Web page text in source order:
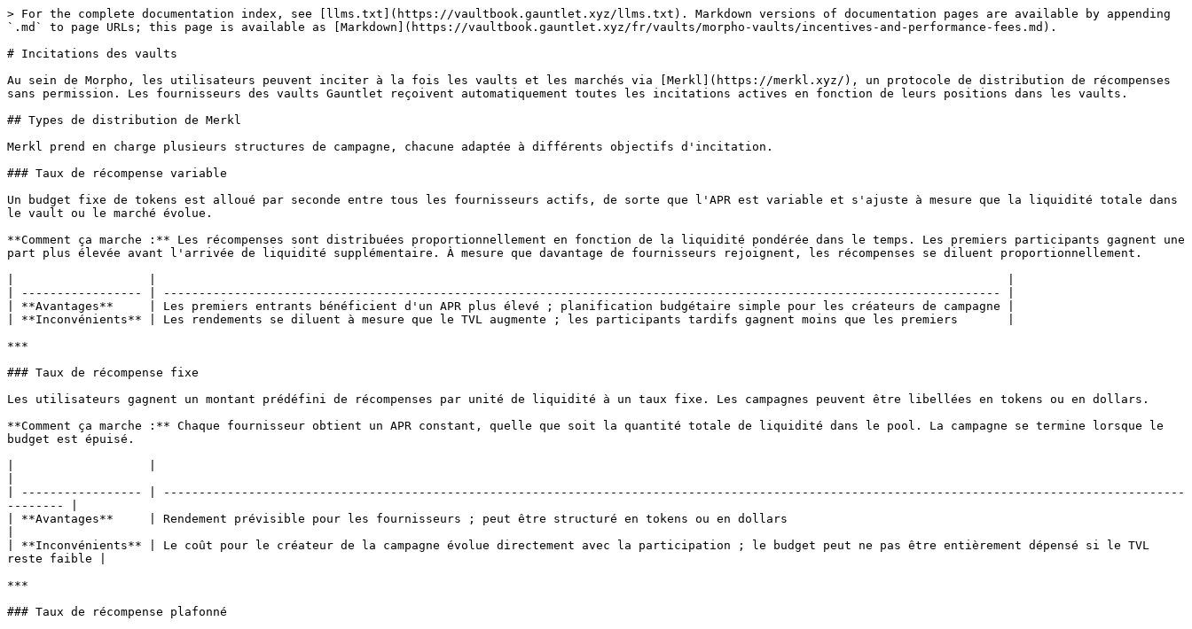
> For the complete documentation index, see [llms.txt](https://vaultbook.gauntlet.xyz/llms.txt). Markdown versions of documentation pages are available by appending
`.md` to page URLs; this page is available as [Markdown](https://vaultbook.gauntlet.xyz/fr/vaults/morpho-vaults/incentives-and-performance-fees.md).
# Incitations des vaults
Au sein de Morpho, les utilisateurs peuvent inciter à la fois les vaults et les marchés via [Merkl](https://merkl.xyz/), un protocole de distribution de récompenses
sans permission. Les fournisseurs des vaults Gauntlet reçoivent automatiquement toutes les incitations actives en fonction de leurs positions dans les vaults.
## Types de distribution de Merkl
Merkl prend en charge plusieurs structures de campagne, chacune adaptée à différents objectifs d'incitation.
### Taux de récompense variable
Un budget fixe de tokens est alloué par seconde entre tous les fournisseurs actifs, de sorte que l'APR est variable et s'ajuste à mesure que la liquidité totale dans
le vault ou le marché évolue.
**Comment ça marche :** Les récompenses sont distribuées proportionnellement en fonction de la liquidité pondérée dans le temps. Les premiers participants gagnent une
part plus élevée avant l'arrivée de liquidité supplémentaire. À mesure que davantage de fournisseurs rejoignent, les récompenses se diluent proportionnellement.
| ----------------- | ---------------------------------------------------------------------------------------------------------------------- |
| **Avantages**     | Les premiers entrants bénéficient d'un APR plus élevé ; planification budgétaire simple pour les créateurs de campagne |
| **Inconvénients** | Les rendements se diluent à mesure que le TVL augmente ; les participants tardifs gagnent moins que les premiers       |
***
### Taux de récompense fixe
Les utilisateurs gagnent un montant prédéfini de récompenses par unité de liquidité à un taux fixe. Les campagnes peuvent être libellées en tokens ou en dollars.
**Comment ça marche :** Chaque fournisseur obtient un APR constant, quelle que soit la quantité totale de liquidité dans le pool. La campagne se termine lorsque le
budget est épuisé.
| ----------------- | ------------------------------------------------------------------------------------------------------------------------------------------------
-------- |
| **Avantages**     | Rendement prévisible pour les fournisseurs ; peut être structuré en tokens ou en dollars
| **Inconvénients** | Le coût pour le créateur de la campagne évolue directement avec la participation ; le budget peut ne pas être entièrement dépensé si le TVL
reste faible |
***
### Taux de récompense plafonné